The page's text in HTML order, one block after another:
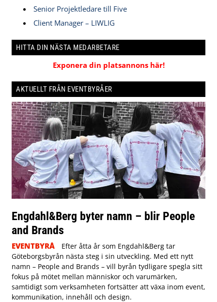
Senior Projektledare till Five
Client Manager – LIWLIG
HITTA DIN NÄSTA MEDARBETARE
Exponera din platsannons här!
AKTUELLT FRÅN EVENTBYRÅER
Engdahl&Berg byter namn – blir People
and Brands
EVENTBYRÅ
Efter åtta år som Engdahl&Berg tar
Göteborgsbyrån nästa steg i sin utveckling. Med ett nytt
namn – People and Brands – vill byrån tydligare spegla sitt
fokus på mötet mellan människor och varumärken,
samtidigt som verksamheten fortsätter att växa inom event,
kommunikation, innehåll och design.